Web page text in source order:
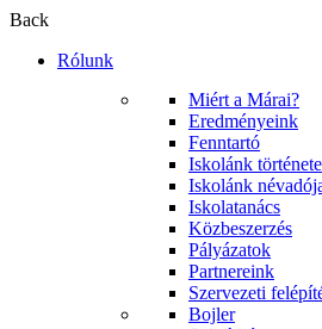
Back
Rólunk
Miért a Márai?
Eredményeink
Fenntartó
Iskolánk története
Iskolánk
Iskolatanács
Közbeszerzés
Pályázatok
Partnereink
Szervezeti
Bojler